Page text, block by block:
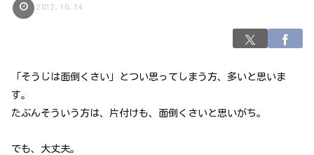
2012.10.14
「そうじは面倒くさい」とつい思ってしまう方、多いと思いま
す。
たぶんそういう方は、片付けも、面倒くさいと思いがち。
でも、大丈夫。